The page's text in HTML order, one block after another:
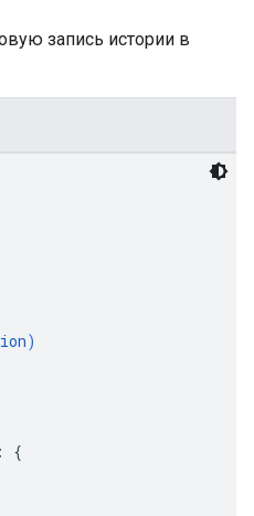
запись истории в
)
: {